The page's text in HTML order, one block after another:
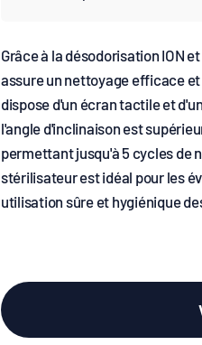
Grâce à la désodorisation ION
assure un nettoyage efficace
dispose d'un écran tactile et
l'angle d'inclinaison est
permettant jusqu'à 5 cycles de
stérilisateur est idéal pour les
utilisation sûre et hygiénique